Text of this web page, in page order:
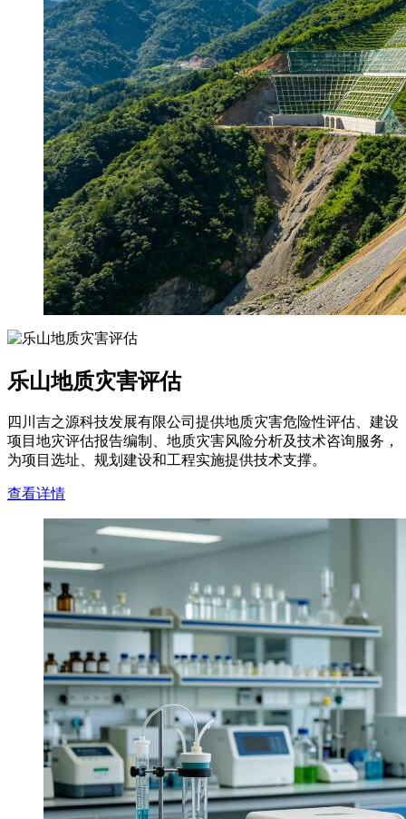
乐山地质灾害评估
四川吉之源科技发展有限公司提供地质灾害危险性评估、建设
项目地灾评估报告编制、地质灾害风险分析及技术咨询服务，
为项目选址、规划建设和工程实施提供技术支撑。
查看详情